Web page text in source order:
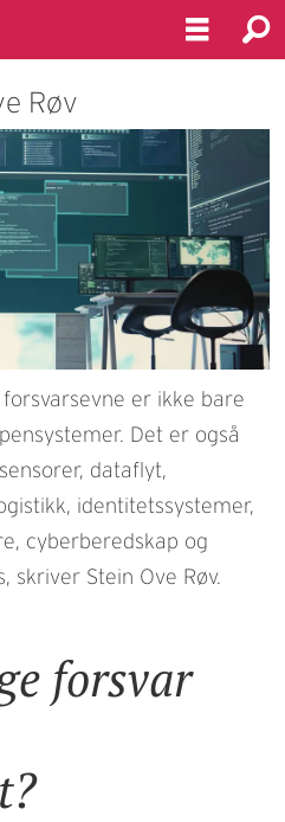
Røv
forsvarsevne er ikke bare
Det er også
dataflyt,
identitetssystemer,
cyberberedskap og
skriver Stein Ove Røv.
forsvar